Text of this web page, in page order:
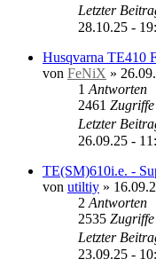
Letzter
28.10.25 -
Husqvarna TE410
von FeNiX »
1 Antworten
2461 Zugriffe
Letzter
26.09.25 -
TE(SM)610i.e. -
von utiltiy »
2 Antworten
2535 Zugriffe
Letzter
23.09.25 -